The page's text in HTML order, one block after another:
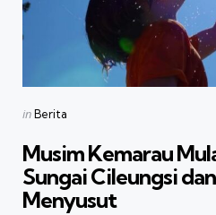
Categories
Posted
inBerita
Musim Kemarau
Sungai Cileungsi
Menyusut